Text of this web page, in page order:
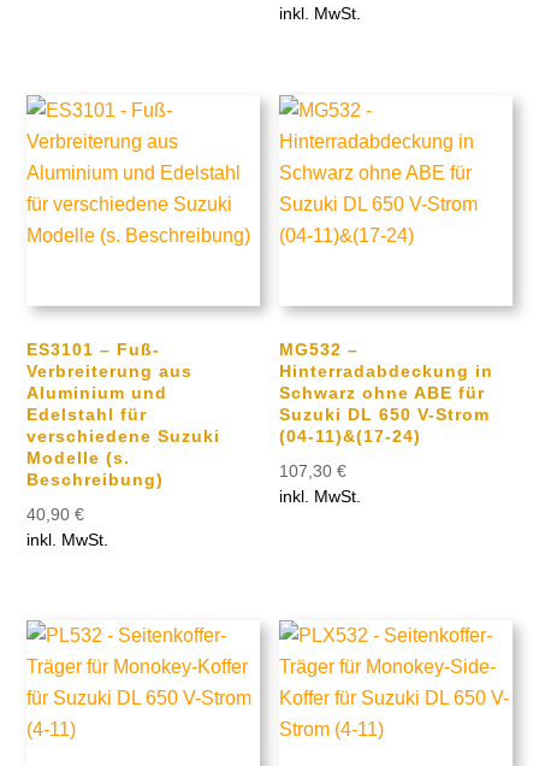
inkl. MwSt.
ES3101 – Fuß-
Verbreiterung aus
Aluminium und
Edelstahl für
verschiedene Suzuki
Modelle (s.
Beschreibung)
40,90€
inkl. MwSt.
MG532 –
Hinterradabdeckung in
Schwarz ohne ABE für
Suzuki DL 650 V-Strom
(04-11)&(17-24)
107,30€
inkl. MwSt.